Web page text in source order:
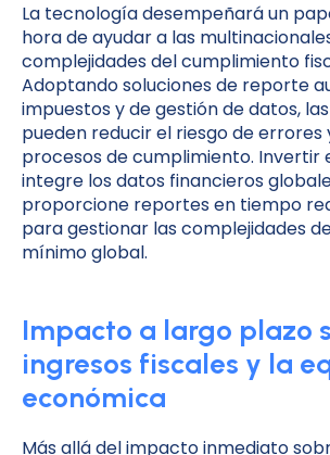
La tecnología desempeñará un
hora de ayudar a las
complejidades del cumplimiento
Adoptando soluciones de reporte
impuestos y de gestión de datos,
pueden reducir el riesgo de errores
procesos de cumplimiento. Invertir
integre los datos financieros
proporcione reportes en tiempo
para gestionar las complejidades
mínimo global.
Impacto a largo plazo
ingresos fiscales y la
económica
Más allá del impacto inmediato